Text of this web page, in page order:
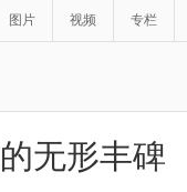
图片 视频 专栏
无形丰碑